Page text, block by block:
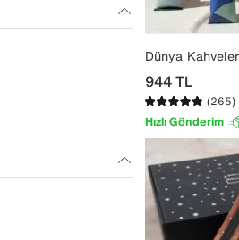
Dünya
944TL
(265)
Hızlı Gönderim